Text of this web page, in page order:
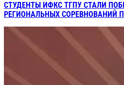
СТУДЕНТЫ ИФКС ТГПУ СТАЛИ
РЕГИОНАЛЬНЫХ СОРЕВНОВАНИЙ